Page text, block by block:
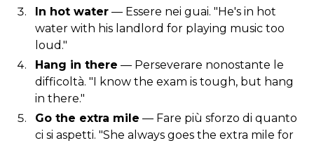
In hot water — Essere nei guai. "He's in hot
water with his landlord for playing music too
loud."
Hang in there — Perseverare nonostante le
difficoltà. "I know the exam is tough, but hang
in there."
Go the extra mile — Fare più sforzo di quanto
ci si aspetti. "She always goes the extra mile for